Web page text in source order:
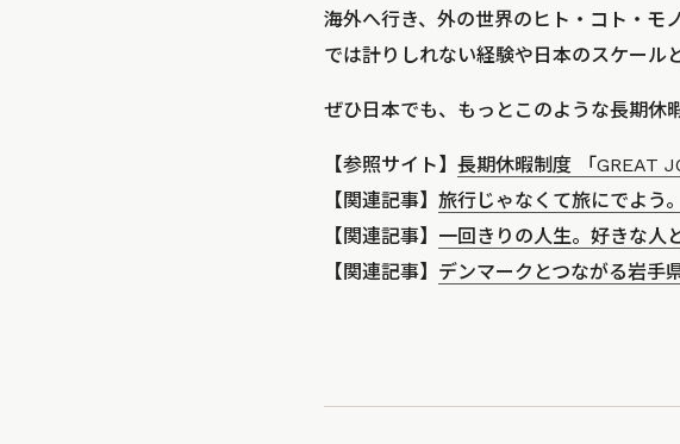
海外へ行き、外の世界のヒト・コト・モ
では計りしれない経験や日本のスケール
ぜひ日本でも、もっとこのような長期休
【参照サイト】 長期休暇制度 「GREAT
【関連記事】 旅行じゃなくて旅にでよう
【関連記事】 一回きりの人生。好きな人
【関連記事】 デンマークとつながる岩手